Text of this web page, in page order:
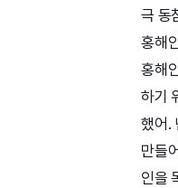
극 동
홍해
홍해
하기
했어.
만들
인을